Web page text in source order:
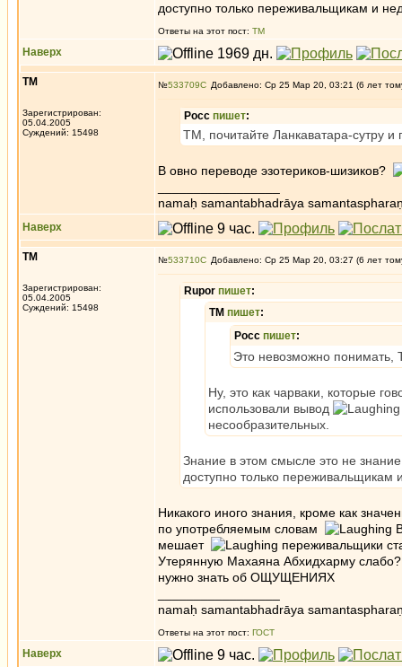
доступно только переживальщикам и
Ответы на этот пост: ТМ
Наверх
ТМ
Зарегистрирован:
05.04.2005
Суждений: 15498
№533709 Добавлено: Ср 25 Мар 20, 03:21 (6 лет
Росс пишет:
ТМ, почитайте Ланкаватара-сутру
В овно переводе эзотериков-шизиков?
namaḥ samantabhadrāya
Наверх
ТМ
Зарегистрирован:
05.04.2005
Суждений: 15498
№533710 Добавлено: Ср 25 Мар 20, 03:27 (6 лет
Rupor пишет:
ТМ пишет:
Росс пишет:
Это невозможно понимать,
Ну, это как чарваки, которые
использовали вывод
несообразительных.
Знание в этом смысле это не
доступно только
Никакого иного знания, кроме как
по употребляемым словам
мешает
переживальщики
Утерянную Махаяна Абхидхарму
нужно знать об ОЩУЩЕНИЯХ
namaḥ samantabhadrāya
Ответы на этот пост: ГОСТ
Наверх